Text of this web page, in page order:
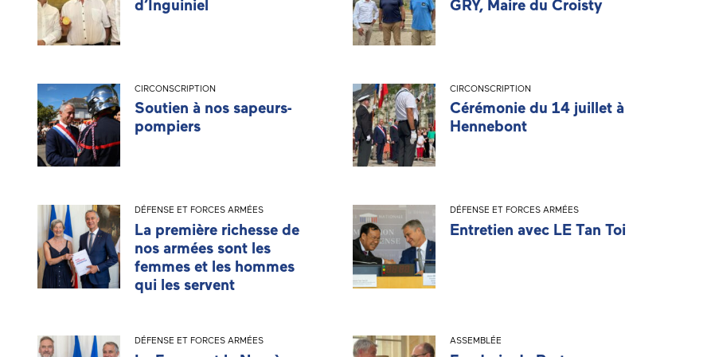
d’Inguiniel GRY, Maire du Croisty
CIRCONSCRIPTION
Soutien à nos sapeurs-
pompiers
CIRCONSCRIPTION
Cérémonie du 14 juillet à
Hennebont
DÉFENSE ET FORCES ARMÉES
La première richesse de
nos armées sont les
femmes et les hommes
qui les servent
DÉFENSE ET FORCES ARMÉES
Entretien avec LE Tan Toi
DÉFENSE ET FORCES ARMÉES ASSEMBLÉE